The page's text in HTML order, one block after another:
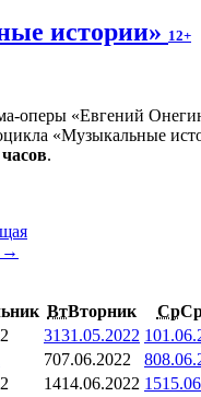
истории» 12+
оперы «Евгений
«Музыкальные
часов.
→
ВтВторник Ср
3131.05.2022 1
707.06.2022 8
1414.06.2022 15